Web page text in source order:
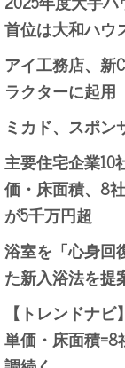
首位は大和ハウ
アイ工務店、新
ラクターに起用
ミカド、スポ
主要住宅企業10
価・床面積、8
が5千万円超
浴室を「心身回
た新入浴法を提
【トレンドナ
単価・床面積